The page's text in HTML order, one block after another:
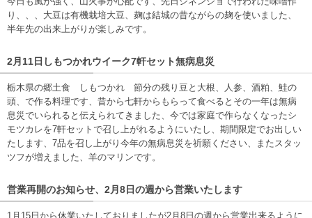
り、、、大豆は有機栽培大豆、麹は結城の昔ながらの麹を使いました、
半年先の出来上がりが楽しみです。
2月11日しもつかれウイーク7軒セット無病息災
栃木県の郷土食 しもつかれ 節分の残り豆と大根、人参、酒粕、鮭の
頭、で作る料理です、昔から七軒からもらって食べるとその一年は無病
息災でいられると伝えられてきました、今では家庭で作らなくなったシ
モツカレを7軒セットで召し上がれるようにいたし、期間限定でお出しい
たします、7品を召し上がり今年の無病息災を祈願ください、またスタッ
ツフが増えました、羊のマリンです。
営業再開のお知らせ、2月8日の週から営業いたします
1月15日から休業いたしておりましたが2月8日の週から営業出来るように